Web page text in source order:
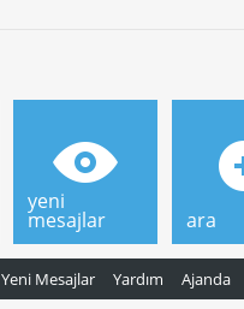
Yeni Mesajlar Yardım Ajanda
yeni
mesajlar ara